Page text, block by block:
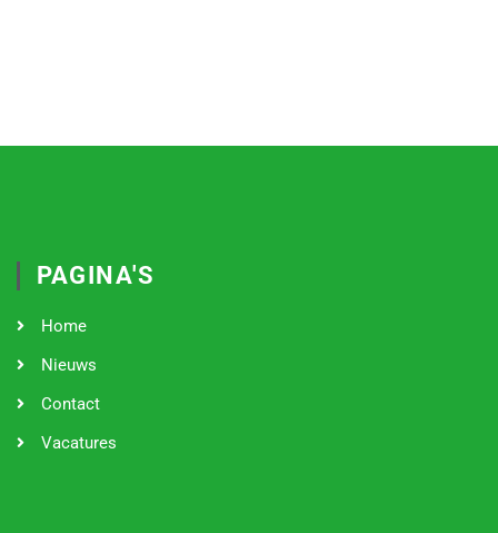
PAGINA'S
Home
Nieuws
Contact
Vacatures